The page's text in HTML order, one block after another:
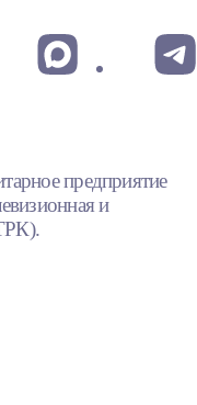
предприятие
и